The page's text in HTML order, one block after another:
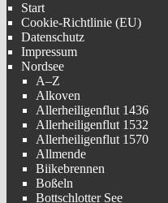
Start
Cookie-Richtlinie (EU)
Datenschutz
Impressum
Nordsee
A–Z
Alkoven
Allerheiligenflut 1436
Allerheiligenflut 1532
Allerheiligenflut 1570
Allmende
Biikebrennen
Boßeln
Bottschlotter See